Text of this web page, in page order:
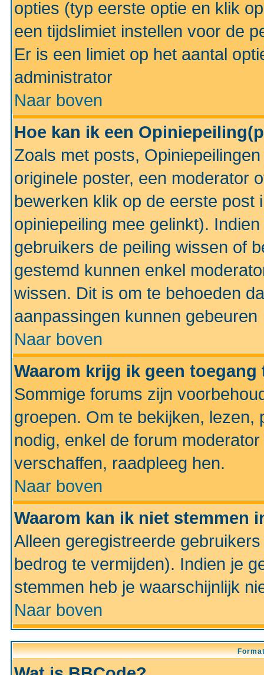
opties (typ eerste optie en klik
een tijdslimiet instellen voor de
Er is een limiet op het aantal
administrator
Naar boven
Hoe kan ik een
Zoals met posts,
originele poster, een moderator
bewerken klik op de eerste post
opiniepeiling mee gelinkt).
gebruikers de peiling wissen of
gestemd kunnen enkel
wissen. Dit is om te behoeden
aanpassingen kunnen gebeuren
Naar boven
Waarom krijg ik geen
Sommige forums zijn
groepen. Om te bekijken, lezen,
nodig, enkel de forum
verschaffen, raadpleeg hen.
Naar boven
Waarom kan ik niet stemmen
Alleen geregistreerde
bedrog te vermijden). Indien je
stemmen heb je waarschijnlijk
Naar boven